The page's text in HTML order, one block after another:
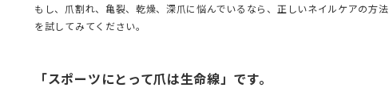
もし、爪割れ、亀裂、乾燥、深爪に悩んでいるなら、正しいネイルケアの方法
を試してみてください。
「スポーツにとって爪は生命線」です。